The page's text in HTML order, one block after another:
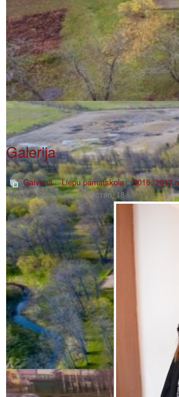
Galerija
Galvenā»Liepu pamatskola»2016./
izrāde - Волк и волкшебство_18